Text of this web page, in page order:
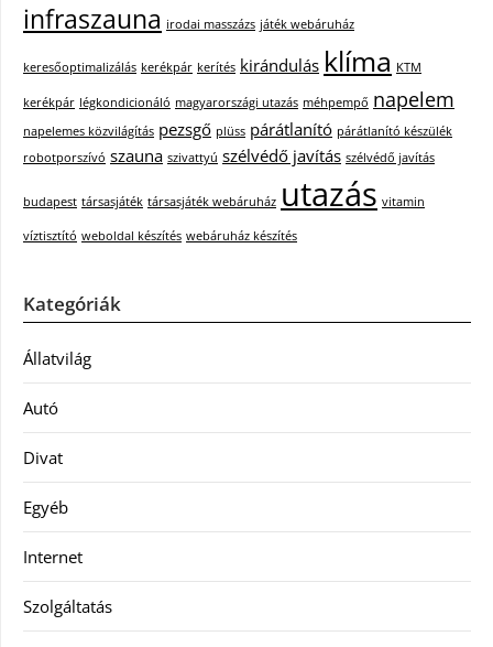
infraszauna irodai masszázs játék webáruház
keresőoptimalizálás kerékpár kerítés kirándulás klíma KTM
kerékpár légkondicionáló magyarországi utazás méhpempő napelem
napelemes közvilágítás pezsgő plüss párátlanító párátlanító készülék
robotporszívó szauna szivattyú szélvédő javítás szélvédő javítás
budapest társasjáték társasjáték webáruház utazás vitamin
víztisztító weboldal készítés webáruház készítés
Kategóriák
Állatvilág
Autó
Divat
Egyéb
Internet
Szolgáltatás